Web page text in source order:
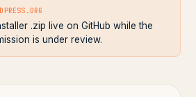
.zip live on GitHub while the
is under review.